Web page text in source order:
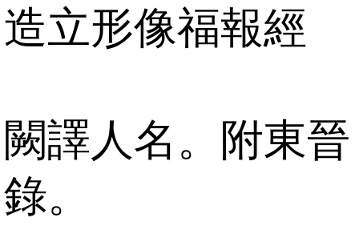
造立形像福報經
闕譯人名。附東晉
錄。